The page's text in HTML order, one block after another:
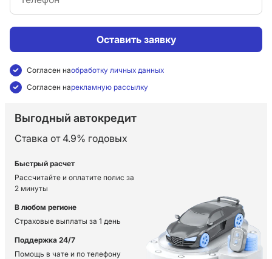
Оставить заявку
Согласен наобработку личных данных
Согласен нарекламную рассылку
Выгодный автокредит
Ставка от 4.9% годовых
Быстрый расчет
Рассчитайте и оплатите полис за
2 минуты
В любом регионе
Страховые выплаты за 1 день
Поддержка 24/7
Помощь в чате и по телефону